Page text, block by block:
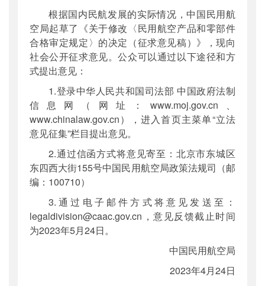
根据国内民航发展的实际情况，中国民用航
空局起草了《关于修改〈民用航空产品和零部件
合格审定规定〉的决定（征求意见稿）》，现向
社会公开征求意见。公众可以通过以下途径和方
式提出意见：
1.登录中华人民共和国司法部 中国政府法制
信息网（网址：www.moj.gov.cn、
www.chinalaw.gov.cn），进入首页主菜单“立法
意见征集”栏目提出意见。
2.通过信函方式将意见寄至：北京市东城区
东四西大街155号中国民用航空局政策法规司（邮
编：100710）
3.通过电子邮件方式将意见发送至：
legaldivision@caac.gov.cn，意见反馈截止时间
为2023年5月24日。
中国民用航空局
2023年4月24日